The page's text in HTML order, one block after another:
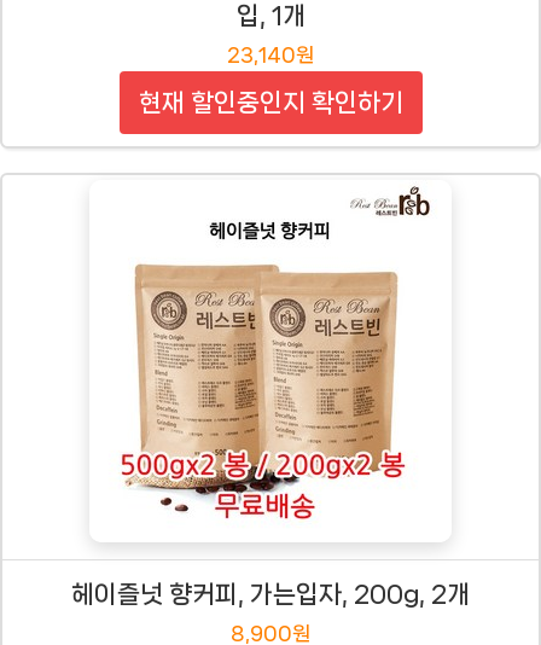
입, 1개
23,140원
현재 할인중인지 확인하기
헤이즐넛 향커피, 가는입자, 200g, 2개
8,900원